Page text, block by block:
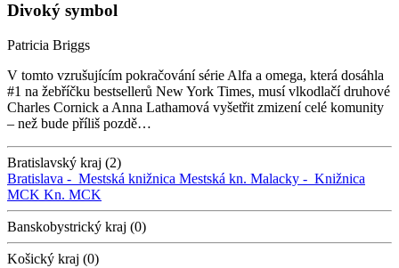
Divoký symbol
Patricia Briggs
V tomto vzrušujícím pokračování série Alfa a omega, která dosáhla
#1 na žebříčku bestsellerů New York Times, musí vlkodlačí druhové
Charles Cornick a Anna Lathamová vyšetřit zmizení celé komunity
– než bude příliš pozdě…
Bratislavský kraj (2)
Bratislava - Mestská knižnica Mestská kn. Malacky - Knižnica
MCK Kn. MCK
Banskobystrický kraj (0)
Košický kraj (0)